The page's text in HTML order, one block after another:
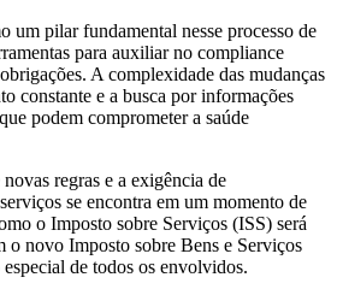
um pilar fundamental nesse processo de
para auxiliar no compliance
A complexidade das mudanças
constante e a busca por informações
podem comprometer a saúde
regras e a exigência de
se encontra em um momento de
o Imposto sobre Serviços (ISS) será
o novo Imposto sobre Bens e Serviços
de todos os envolvidos.